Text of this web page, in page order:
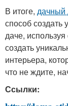
В итоге, дачный
способ
даче,
создать
интерьера,
что не ждите,
Ссылки: